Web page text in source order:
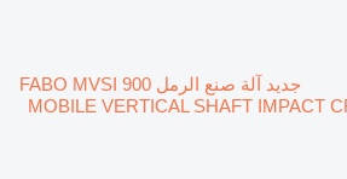
جديد آلة صنع الرمل FABO MVSI 900
MOBILE VERTICAL SHAFT IMPACT